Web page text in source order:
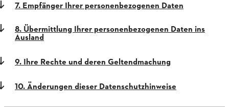
7. Empfänger Ihrer personenbezogenen Daten
8. Übermittlung Ihrer personenbezogenen Daten ins
Ausland
9. Ihre Rechte und deren Geltendmachung
10. Änderungen dieser Datenschutzhinweise